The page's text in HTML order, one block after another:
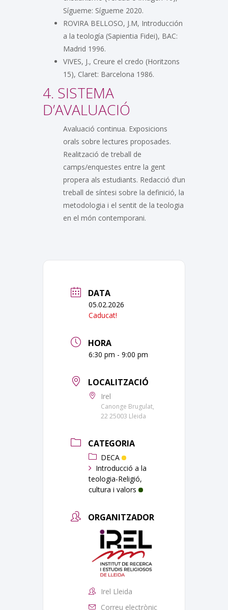
Sígueme: Sígueme 2020.
ROVIRA BELLOSO, J.M, Introducción
a la teología (Sapientia Fidei), BAC:
Madrid 1996.
VIVES, J., Creure el credo (Horitzons
15), Claret: Barcelona 1986.
4. SISTEMA
D’AVALUACIÓ
Avaluació continua. Exposicions
orals sobre lectures proposades.
Realització de treball de
camps/enquestes entre la gent
propera als estudiants. Redacció d’un
treball de síntesi sobre la definició, la
metodologia i el sentit de la teologia
en el món contemporani.
DATA
05.02.2026
Caducat!
HORA
6:30 pm - 9:00 pm
LOCALITZACIÓ
Irel
Canonge Brugulat,
22 25003 Lleida
CATEGORIA
DECA
Introducció a la
teologia-Religió,
cultura i valors
ORGANITZADOR
Irel Lleida
Correu electrònic